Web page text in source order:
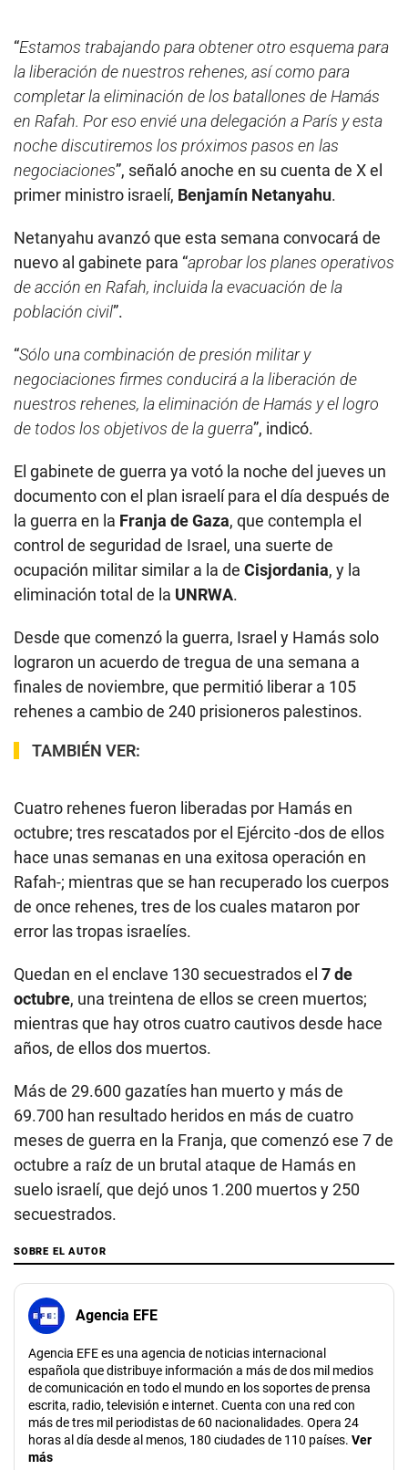
“Estamos trabajando para obtener otro esquema para
la liberación de nuestros rehenes, así como para
completar la eliminación de los batallones de Hamás
en Rafah. Por eso envié una delegación a París y esta
noche discutiremos los próximos pasos en las
negociaciones”, señaló anoche en su cuenta de X el
primer ministro israelí, Benjamín Netanyahu.
Netanyahu avanzó que esta semana convocará de
nuevo al gabinete para “aprobar los planes operativos
de acción en Rafah, incluida la evacuación de la
población civil”.
“Sólo una combinación de presión militar y
negociaciones firmes conducirá a la liberación de
nuestros rehenes, la eliminación de Hamás y el logro
de todos los objetivos de la guerra”, indicó.
El gabinete de guerra ya votó la noche del jueves un
documento con el plan israelí para el día después de
la guerra en la Franja de Gaza, que contempla el
control de seguridad de Israel, una suerte de
ocupación militar similar a la de Cisjordania, y la
eliminación total de la UNRWA.
Desde que comenzó la guerra, Israel y Hamás solo
lograron un acuerdo de tregua de una semana a
finales de noviembre, que permitió liberar a 105
rehenes a cambio de 240 prisioneros palestinos.
TAMBIÉN VER:
Cuatro rehenes fueron liberadas por Hamás en
octubre; tres rescatados por el Ejército -dos de ellos
hace unas semanas en una exitosa operación en
Rafah-; mientras que se han recuperado los cuerpos
de once rehenes, tres de los cuales mataron por
error las tropas israelíes.
Quedan en el enclave 130 secuestrados el 7 de
octubre, una treintena de ellos se creen muertos;
mientras que hay otros cuatro cautivos desde hace
años, de ellos dos muertos.
Más de 29.600 gazatíes han muerto y más de
69.700 han resultado heridos en más de cuatro
meses de guerra en la Franja, que comenzó ese 7 de
octubre a raíz de un brutal ataque de Hamás en
suelo israelí, que dejó unos 1.200 muertos y 250
secuestrados.
SOBRE EL AUTOR
Agencia EFE
Agencia EFE es una agencia de noticias internacional
española que distribuye información a más de dos mil medios
de comunicación en todo el mundo en los soportes de prensa
escrita, radio, televisión e internet. Cuenta con una red con
más de tres mil periodistas de 60 nacionalidades. Opera 24
horas al día desde al menos, 180 ciudades de 110 países. Ver
más